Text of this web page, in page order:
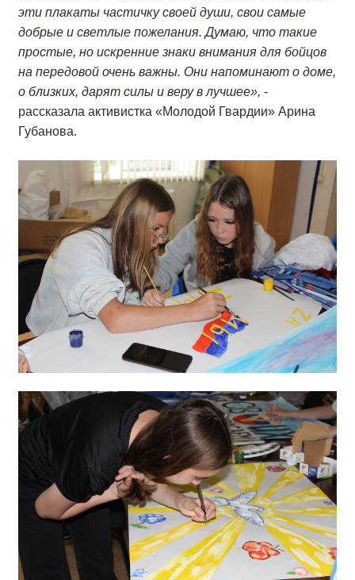
эти плакаты частичку своей души, свои самые
добрые и светлые пожелания. Думаю, что такие
простые, но искренние знаки внимания для бойцов
на передовой очень важны. Они напоминают о доме,
о близких, дарят силы и веру в лучшее», -
рассказала активистка «Молодой Гвардии» Арина
Губанова.